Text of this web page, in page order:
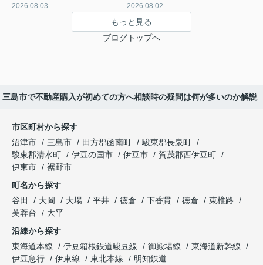
2026.08.03 2026.08.02
もっと見る
ブログトップへ
三島市で不動産購入が初めての方へ相談時の疑問は何が多いのか解説
市区町村から探す
沼津市
三島市 田方郡函南町
駿東郡長泉町
駿東郡清水町
伊豆の国市 伊豆市
賀茂郡西伊豆町
伊東市
裾野市
町名から探す
谷田
大岡 大場 平井 徳倉 下香貫 徳倉
東椎路
芙蓉台
大平
沿線から探す
東海道本線
伊豆箱根鉄道駿豆線 御殿場線
東海道新幹線
伊豆急行
伊東線 東北本線
明知鉄道